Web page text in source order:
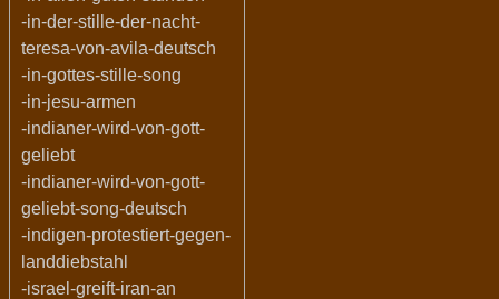
-in-der-stille-der-nacht-
teresa-von-avila-deutsch
-in-gottes-stille-song
-in-jesu-armen
-indianer-wird-von-gott-
geliebt
-indianer-wird-von-gott-
geliebt-song-deutsch
-indigen-protestiert-gegen-
landdiebstahl
-israel-greift-iran-an